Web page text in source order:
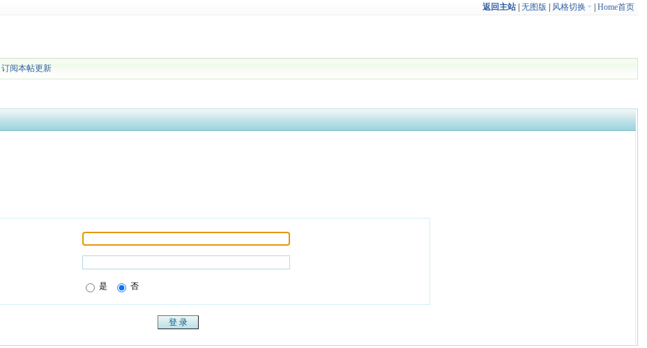
返回主站| 无图版 风格切换 Home首页
|订阅本帖更新
是 否